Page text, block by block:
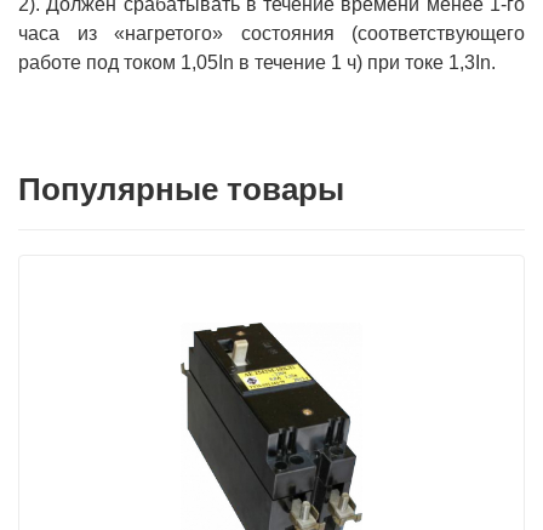
2). Должен срабатывать в течение времени менее 1-го
часа из «нагретого» состояния (соответствующего
работе под током 1,05In в течение 1 ч) при токе 1,3In.
Популярные товары